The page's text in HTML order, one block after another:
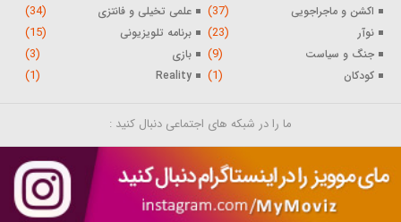
اکشن و ماجراجویی (37) علمی تخیلی و فانتزی (34)
نوآر (23) برنامه تلویزیونی (15)
جنگ و سیاست (9) بازی (3)
کودکان (1)
Reality
(1)
ما را در شبکه های اجتماعی دنبال کنید :